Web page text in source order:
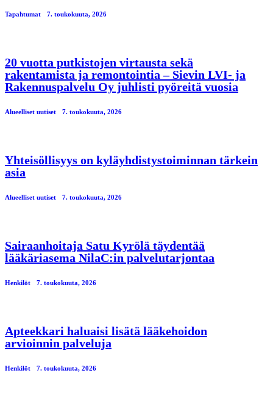
Tapahtumat 7. toukokuuta, 2026
20 vuotta putkistojen virtausta sekä
rakentamista ja remontointia – Sievin LVI- ja
Rakennuspalvelu Oy juhlisti pyöreitä vuosia
Alueelliset uutiset 7. toukokuuta, 2026
Yhteisöllisyys on kyläyhdistystoiminnan tärkein
asia
Alueelliset uutiset 7. toukokuuta, 2026
Sairaanhoitaja Satu Kyrölä täydentää
lääkäriasema NilaC:in palvelutarjontaa
Henkilöt 7. toukokuuta, 2026
Apteekkari haluaisi lisätä lääkehoidon
arvioinnin palveluja
Henkilöt 7. toukokuuta, 2026